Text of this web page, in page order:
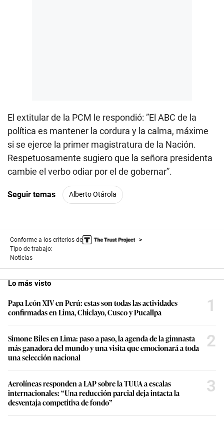
El extitular de la PCM le respondió: ”El ABC de la
política es mantener la cordura y la calma, máxime
si se ejerce la primer magistratura de la Nación.
Respetuosamente sugiero que la señora presidenta
cambie el verbo odiar por el de gobernar”.
Seguir temas Alberto Otárola
Conforme a los criterios de
Tipo de trabajo:
Noticias
Lo más visto
Papa León XIV en Perú: estas son todas las actividades
confirmadas en Lima, Chiclayo, Cusco y Pucallpa
1
Simone Biles en Lima: paso a paso, la agenda de la gimnasta
más ganadora del mundo y una visita que emocionará a toda
una selección nacional
2
Aerolíneas responden a LAP sobre la TUUA a escalas
internacionales: “Una reducción parcial deja intacta la
desventaja competitiva de fondo”
3